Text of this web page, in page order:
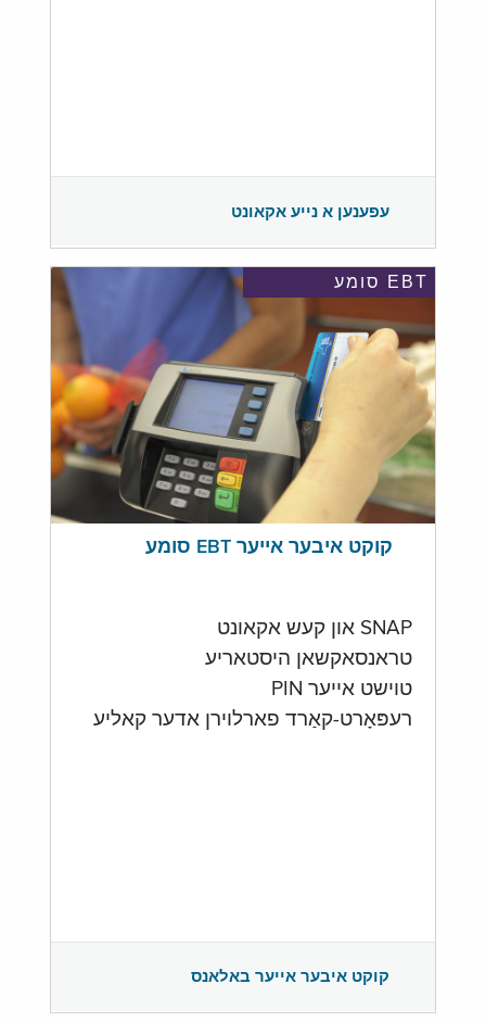
עפענען א נייע אקאונט
EBT סומע
קוקט איבער אייער EBT סומע
SNAP און קעש אקאונט
טראנסאקשאן היסטאריע
טוישט אייער PIN
רעפּאָרט-קאַרד פארלוירן אדער קאליע
קוקט איבער אייער באלאנס